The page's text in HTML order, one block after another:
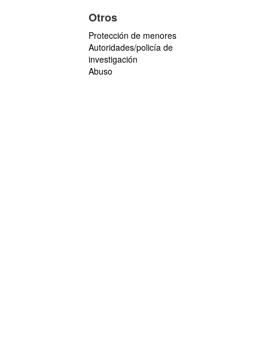
Otros
Protección de menores
Autoridades/policía de
investigación
Abuso